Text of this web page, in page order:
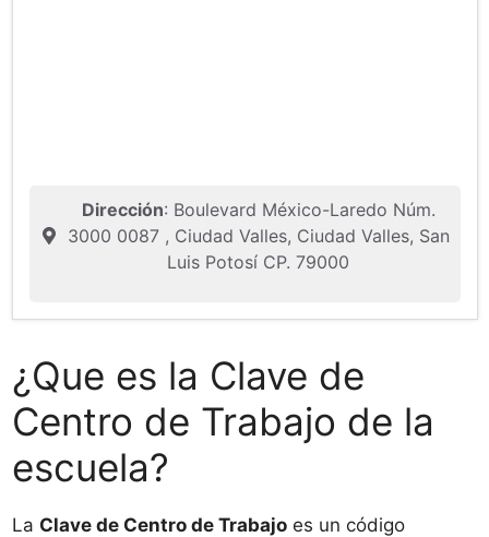
Dirección: Boulevard México-Laredo Núm.
3000 0087 , Ciudad Valles, Ciudad Valles, San
Luis Potosí CP. 79000
¿Que es la Clave de
Centro de Trabajo de la
escuela?
La Clave de Centro de Trabajo es un código